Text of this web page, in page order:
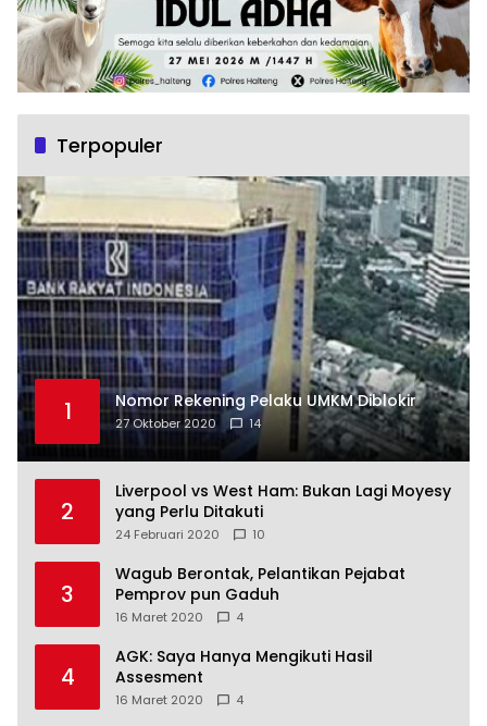
Terpopuler
1 Nomor Rekening Pelaku UMKM Diblokir
27 Oktober 2020 14
2
Liverpool vs West Ham: Bukan Lagi Moyesy
yang Perlu Ditakuti
24 Februari 2020 10
3
Wagub Berontak, Pelantikan Pejabat
Pemprov pun Gaduh
16 Maret 2020 4
4
AGK: Saya Hanya Mengikuti Hasil
Assesment
16 Maret 2020 4